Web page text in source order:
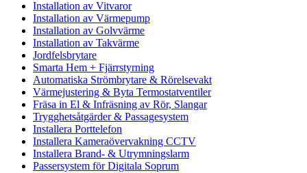
Installation av Vitvaror
Installation av Värmepump
Installation av Golvvärme
Installation av Takvärme
Jordfelsbrytare
Smarta Hem + Fjärrstyrning
Automatiska Strömbrytare & Rörelsevakt
Värmejustering & Byta Termostatventiler
Fräsa in El & Infräsning av Rör, Slangar
Trygghetsåtgärder & Passagesystem
Installera Porttelefon
Installera Kameraövervakning CCTV
Installera Brand- & Utrymningslarm
Passersystem för Digitala Soprum